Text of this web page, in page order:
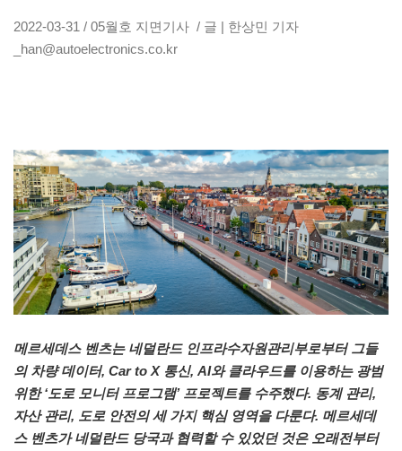
2022-03-31 / 05월호 지면기사 / 글 | 한상민 기자
_han@autoelectronics.co.kr
메르세데스 벤츠는 네덜란드 인프라수자원관리부로부터 그들
의 차량 데이터, Car to X 통신, AI와 클라우드를 이용하는 광범
위한 ‘도로 모니터 프로그램’ 프로젝트를 수주했다. 동계 관리,
자산 관리, 도로 안전의 세 가지 핵심 영역을 다룬다. 메르세데
스 벤츠가 네덜란드 당국과 협력할 수 있었던 것은 오래전부터